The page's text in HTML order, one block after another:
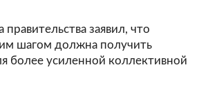
заявил, что
шагом должна получить
более усиленной коллективной